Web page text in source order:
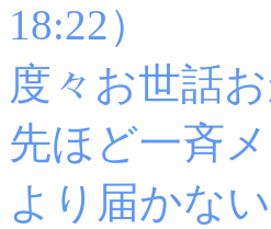
18:22）
度々お世話
先ほど一斉
より届かな